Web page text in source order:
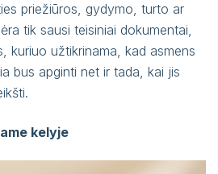
priežiūros, gydymo, turto ar
tik sausi teisiniai dokumentai,
kuriuo užtikrinama, kad asmens
bus apginti net ir tada, kai jis
kelyje